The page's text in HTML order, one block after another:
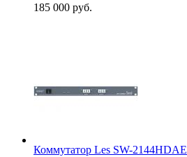
185 000 руб.
Коммутатор Les SW-2144HDAE